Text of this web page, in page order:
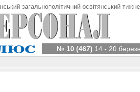
загальнополітичний освітянський
№ 10 (467) 14 - 20